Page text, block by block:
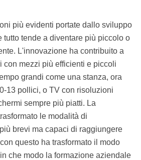
più evidenti portate dallo
è che tutto tende a diventare
ma più potente. L'innovazione
risultati migliori con mezzi più
i computer, un tempo grandi
dotati di schermi da 10-13 pollici,
maggiori in schermi
ha anche trasformato
oggi più brevi ma capaci